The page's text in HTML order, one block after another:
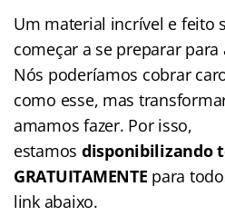
Um material incrível e feito
começar a se preparar
Nós poderíamos cobrar
como esse, mas
amamos fazer. Por isso,
estamos disponibilizando
GRATUITAMENTE para
link abaixo.